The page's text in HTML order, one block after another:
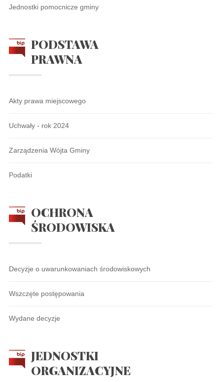
Jednostki pomocnicze gminy
PODSTAWA
PRAWNA
Akty prawa miejscowego
Uchwały - rok 2024
Zarządzenia Wójta Gminy
Podatki
OCHRONA
ŚRODOWISKA
Decyzje o uwarunkowaniach środowiskowych
Wszczęte postępowania
Wydane decyzje
JEDNOSTKI
ORGANIZACYJNE